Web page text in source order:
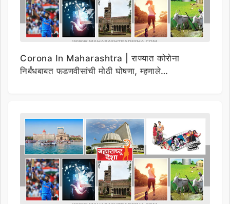
Corona In Maharashtra | राज्यात कोरोना
निर्बंधबाबत फडणवीसांची मोठी घोषणा, म्हणाले…